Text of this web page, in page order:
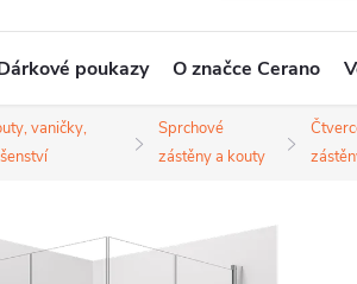
poukazy O značce Cerano
vaničky,
Sprchové
zástěny a kouty